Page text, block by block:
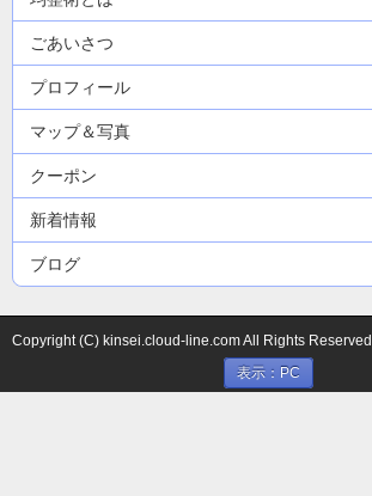
ごあいさつ
プロフィール
マップ＆写真
クーポン
新着情報
ブログ
Copyright (C) kinsei.cloud-line.com All Rights Reserved.
表示：PC